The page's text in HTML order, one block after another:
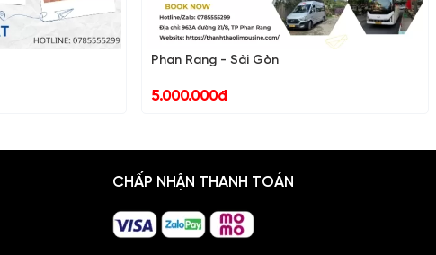
Phan Rang - Sài Gòn
5.000.000đ
CHẤP NHẬN THANH TOÁN